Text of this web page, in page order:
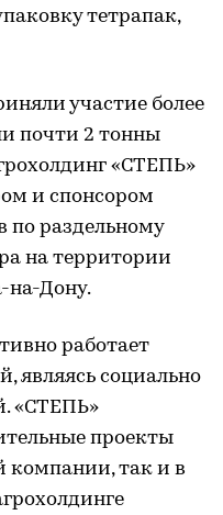
тетрапак,
участие более
почти 2 тонны
«СТЕПЬ»
и спонсором
по раздельному
на территории
на-Дону.
работает
являясь социально
«СТЕПЬ»
проекты
компании, так и в